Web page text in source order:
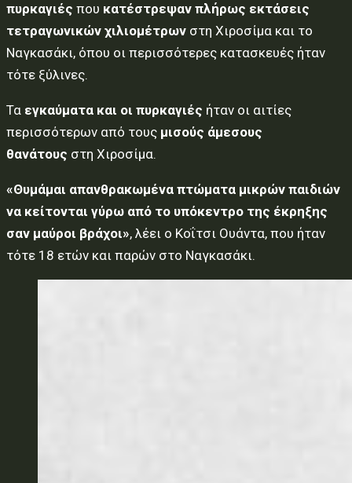
πυρκαγιές που κατέστρεψαν πλήρως εκτάσεις
τετραγωνικών χιλιομέτρων στη Χιροσίμα και το
Ναγκασάκι, όπου οι περισσότερες κατασκευές ήταν
τότε ξύλινες.
Τα εγκαύματα και οι πυρκαγιές ήταν οι αιτίες
περισσότερων από τους μισούς άμεσους
θανάτους στη Χιροσίμα.
«Θυμάμαι απανθρακωμένα πτώματα μικρών παιδιών
να κείτονται γύρω από το υπόκεντρο της έκρηξης
σαν μαύροι βράχοι», λέει ο Κοΐτσι Ουάντα, που ήταν
τότε 18 ετών και παρών στο Ναγκασάκι.